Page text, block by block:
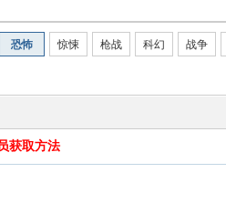
恐怖 惊悚 枪战 科幻 战争
获取方法